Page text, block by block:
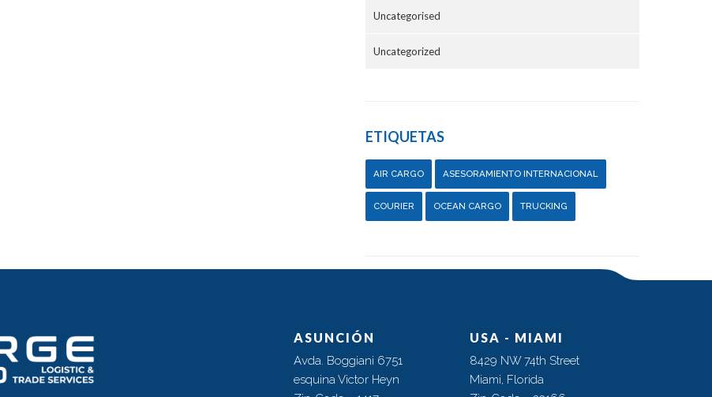
Uncategorised
Uncategorized
ETIQUETAS
AIR CARGO ASESORAMIENTO INTERNACIONAL
COURIER OCEAN CARGO TRUCKING
ASUNCIÓN
Avda. Boggiani 6751
esquina Victor Heyn
USA - MIAMI
8429 NW 74th Street
Miami, Florida